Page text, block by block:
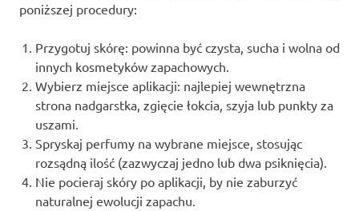
poniższej procedury:
Przygotuj skórę: powinna być czysta, sucha i wolna od
innych kosmetyków zapachowych.
Wybierz miejsce aplikacji: najlepiej wewnętrzna
strona nadgarstka, zgięcie łokcia, szyja lub punkty za
uszami.
Spryskaj perfumy na wybrane miejsce, stosując
rozsądną ilość (zazwyczaj jedno lub dwa psiknięcia).
Nie pocieraj skóry po aplikacji, by nie zaburzyć
naturalnej ewolucji zapachu.